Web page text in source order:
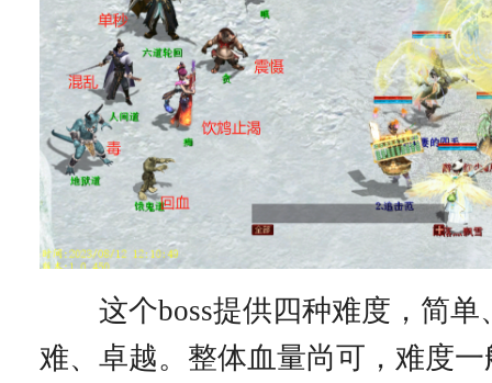
这个boss提供四种难度，简单
难、卓越。整体血量尚可，难度